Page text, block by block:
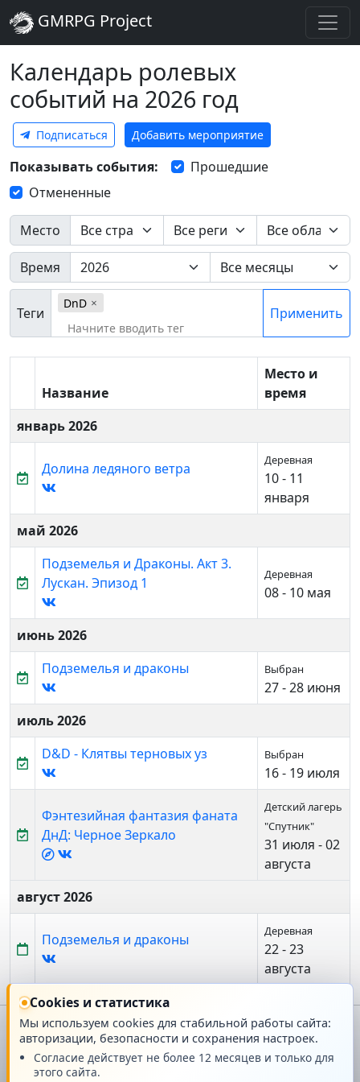
GMRPG Project
Календарь ролевых
событий на 2026 год
Подписаться Добавить мероприятие
Показывать события:
Прошедшие
Отмененные
Место
Время
Теги
DnD
Применить
Название
Место и
время
январь 2026
Долина ледяного ветра Деревная
10 - 11
января
май 2026
Подземелья и Драконы. Акт 3.
Лускан. Эпизод 1
Деревная
08 - 10 мая
июнь 2026
Подземелья и драконы
Выбран
27 - 28 июня
июль 2026
D&D - Клятвы терновых уз
Выбран
16 - 19 июля
Фэнтезийная фантазия фаната
ДнД: Черное Зеркало
Детский лагерь
"Спутник"
31 июля - 02
августа
август 2026
Подземелья и драконы Деревная
22 - 23
августа
Главная О проекте
Cookies и статистика
Мы используем cookies для стабильной работы сайта:
авторизации, безопасности и сохранения настроек.
Согласие действует не более 12 месяцев и только для
этого сайта.